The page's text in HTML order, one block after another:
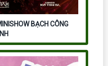
BẠCH CÔNG